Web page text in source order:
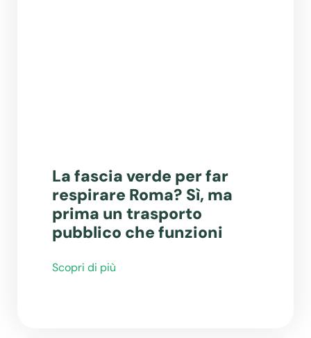
La fascia verde per far
respirare Roma? Sì, ma
prima un trasporto
pubblico che funzioni
Scopri di più